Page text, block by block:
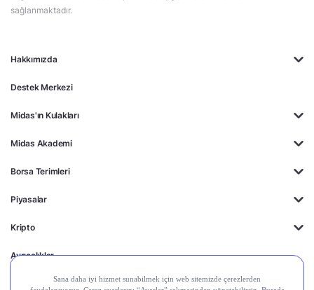
Hakkımızda
Destek Merkezi
Midas'ın Kulakları
Midas Akademi
Borsa Terimleri
Piyasalar
Kripto
Ayrıcalıklar
sağlanmaktadır.